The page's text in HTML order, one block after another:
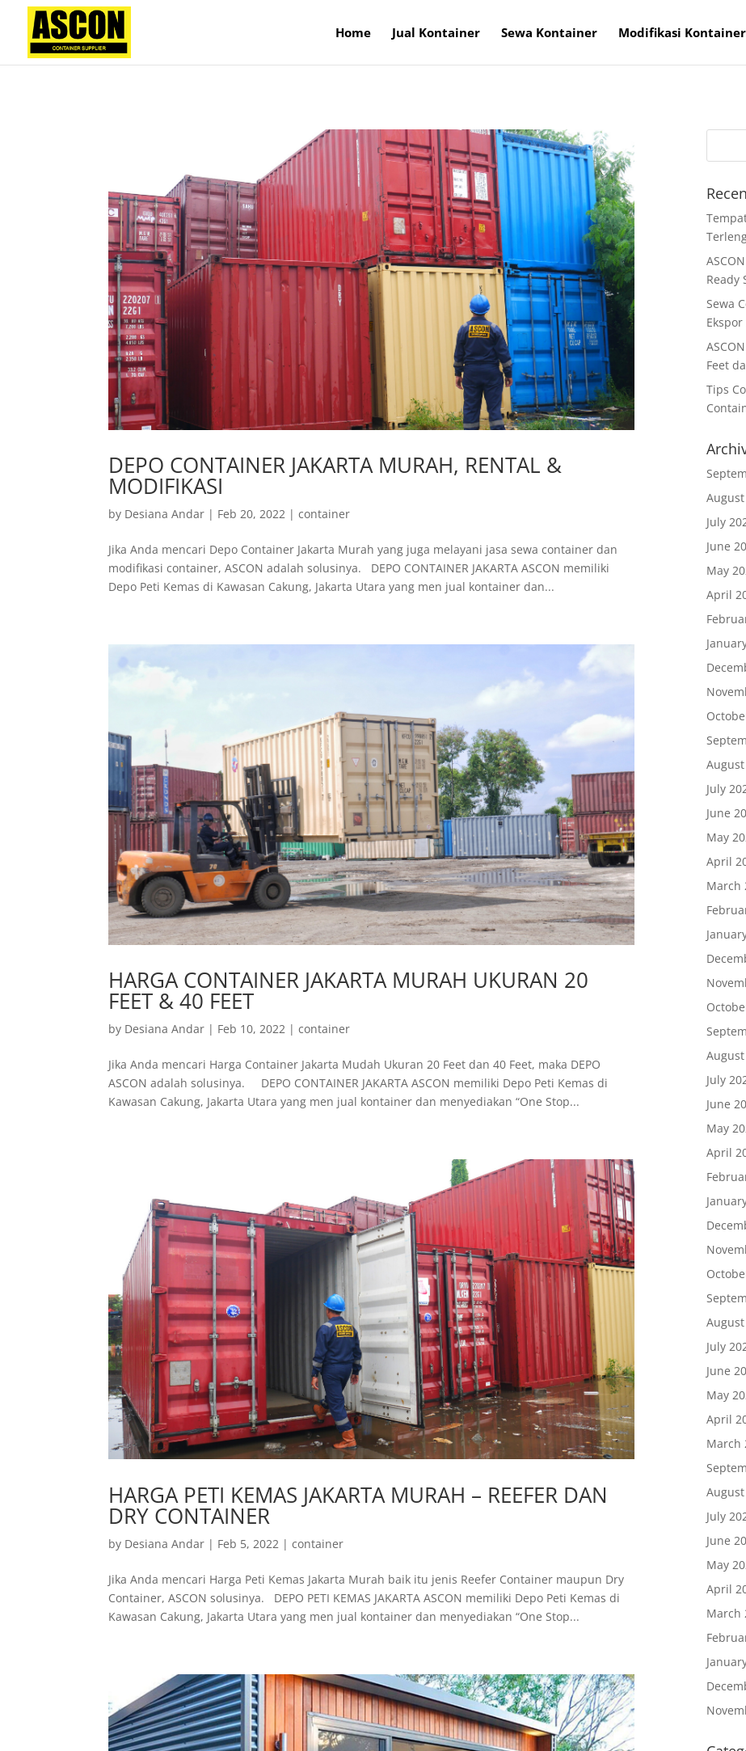
Home Jual Kontainer Sewa Kontainer Modifikasi Kontainer
DEPO CONTAINER JAKARTA MURAH, RENTAL &
MODIFIKASI
by Desiana Andar | Feb 20, 2022 |container
Jika Anda mencari Depo Container Jakarta Murah yang juga melayani jasa sewa container dan
modifikasi container, ASCON adalah solusinya. DEPO CONTAINER JAKARTA ASCON memiliki
Depo Peti Kemas di Kawasan Cakung, Jakarta Utara yang men jual kontainer dan...
HARGA CONTAINER JAKARTA MURAH UKURAN 20
FEET & 40 FEET
by Desiana Andar | Feb 10, 2022 |container
Jika Anda mencari Harga Container Jakarta Mudah Ukuran 20 Feet dan 40 Feet, maka DEPO
ASCON adalah solusinya. DEPO CONTAINER JAKARTA ASCON memiliki Depo Peti Kemas di
Kawasan Cakung, Jakarta Utara yang men jual kontainer dan menyediakan “One Stop...
HARGA PETI KEMAS JAKARTA MURAH – REEFER DAN
DRY CONTAINER
by Desiana Andar | Feb 5, 2022 |container
Jika Anda mencari Harga Peti Kemas Jakarta Murah baik itu jenis Reefer Container maupun Dry
Container, ASCON solusinya. DEPO PETI KEMAS JAKARTA ASCON memiliki Depo Peti Kemas di
Kawasan Cakung, Jakarta Utara yang men jual kontainer dan menyediakan “One Stop...
Ready
Sewa
Feet
Tips
July
June
May
April
July
June
May
April
March
July
June
May
April
August
July
June
May
April
March
July
June
May
April
March